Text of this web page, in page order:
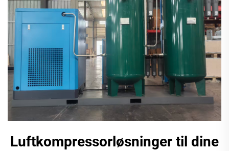
Luftkompressorløsninger til dine